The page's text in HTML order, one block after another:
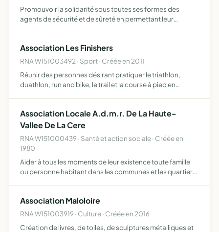
Promouvoir la solidarité sous toutes ses formes des
agents de sécurité et de sûreté en permettant leur
exercer l…
Association Les Finishers
RNA W151003492 · Sport · Créée en 2011
Réunir des personnes désirant pratiquer le triathlon,
duathlon, run and bike, le trail et la course à pied en
sa …
Association Locale A.d.m.r. De La Haute-
Vallee De La Cere
RNA W151000439 · Santé et action sociale · Créée en
1980
Aider à tous les moments de leur existence toute famille
ou personne habitant dans les communes et les quartiers
Association Maloloire
RNA W151003919 · Culture · Créée en 2016
Création de livres, de toiles, de sculptures métalliques et